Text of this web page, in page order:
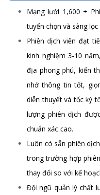
Mạng lưới 1,600 +
tuyển chọn và sàng
Phiên dịch viên đạt
kinh nghiệm 3-10
địa phong phú, kiến
nhớ thông tin tốt,
diễn thuyết và tốc ký
lượng phiên dịch
chuẩn xác cao.
Luôn có sẵn phiên
trong trường hợp
thay đổi so với kế
Đội ngũ quản lý chất